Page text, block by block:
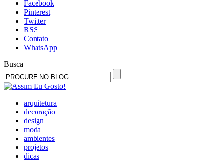
Facebook
Pinterest
Twitter
RSS
Contato
WhatsApp
Busca
arquitetura
decoração
design
moda
ambientes
projetos
dicas